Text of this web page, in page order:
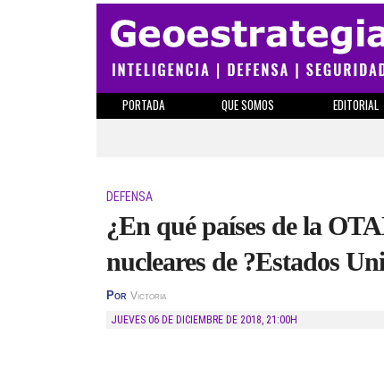
PORTADA QUE SOMOS EDITORIAL
DEFENSA
¿En qué países de la
nucleares de ?Estados
Por Victoria
JUEVES 06 DE DICIEMBRE DE 2018, 21:00H